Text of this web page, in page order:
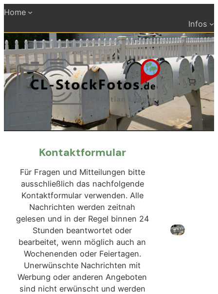
Zum
springen
Home
Infos
Kontaktformular
Für Fragen und Mitteilungen bitte
ausschließlich das nachfolgende
Kontaktformular verwenden. Alle
Nachrichten werden zeitnah
gelesen und in der Regel binnen 24
Stunden beantwortet oder
bearbeitet, wenn möglich auch an
Wochenenden oder Feiertagen.
Unerwünschte Nachrichten mit
Werbung oder anderen Angeboten
sind nicht erwünscht und werden